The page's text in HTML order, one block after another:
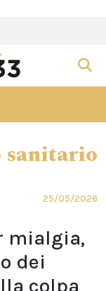
25/05/2026
mialgia,
dei
colpa